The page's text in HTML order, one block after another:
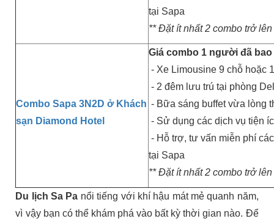
tại Sapa
** Đặt ít nhất 2 combo trở lên
Combo Sapa 3N2D ở Khách
sạn Diamond Hotel
Giá combo 1 người đã
- Xe Limousine 9 chỗ hoặc
- 2 đêm lưu trú tại phòng
- Bữa sáng buffet vừa lòng
- Sử dụng các dịch vụ tiện
- Hỗ trợ, tư vấn miễn phí
tại Sapa
** Đặt ít nhất 2 combo trở lên
Du lịch Sa Pa nổi tiếng với khí hậu mát mẻ quanh năm,
vì vậy bạn có thể khám phá vào bất kỳ thời gian nào. Để